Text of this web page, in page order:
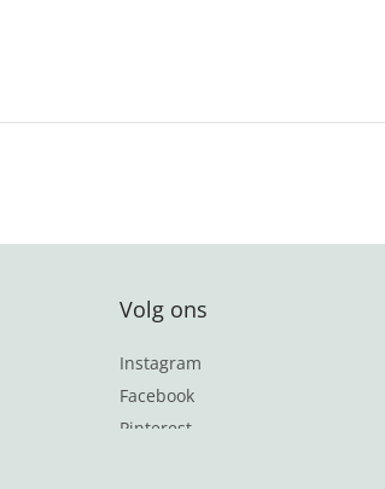
Volg ons
Instagram
Facebook
Pinterest